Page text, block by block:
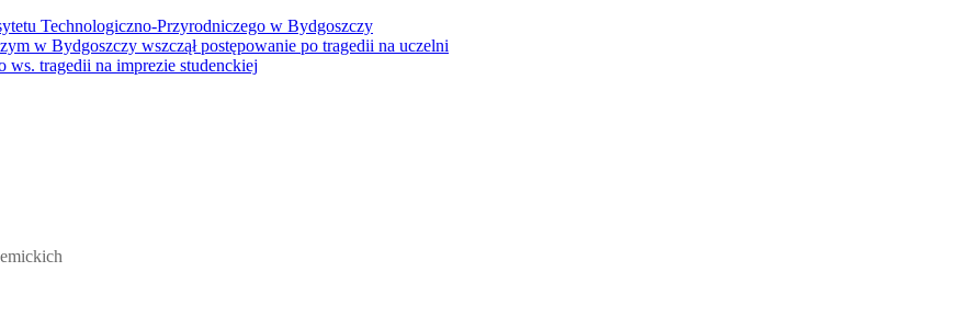
Technologiczno-Przyrodniczego w Bydgoszczy
w Bydgoszczy wszczął postępowanie po tragedii na uczelni
ws. tragedii na imprezie studenckiej
Andrzej Rozmus - otwiera się w nowym oknie